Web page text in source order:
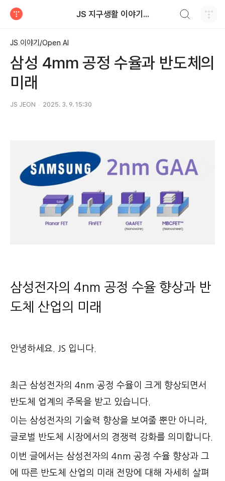
JS 지구생활 이야기...
JS 이야기/Open AI
삼성 4mm 공정 수율과 반도체의
미래
JS JEON 2025. 3. 9. 15:30
삼성전자의 4nm 공정 수율 향상과 반
도체 산업의 미래
안녕하세요. JS 입니다.
최근 삼성전자의 4nm 공정 수율이 크게 향상되면서
반도체 업계의 주목을 받고 있습니다.
이는 삼성전자의 기술력 향상을 보여줄 뿐만 아니라,
글로벌 반도체 시장에서의 경쟁력 강화를 의미합니다.
이번 글에서는 삼성전자의 4nm 공정 수율 향상과 그
에 따른 반도체 산업의 미래 전망에 대해 자세히 살펴